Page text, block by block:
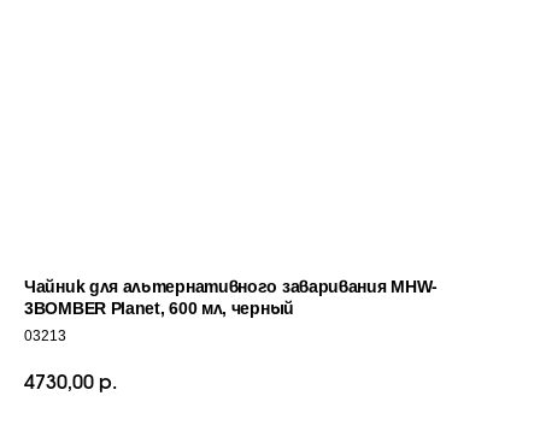
Чайник для альтернативного заваривания MHW-
3BOMBER Planet, 600 мл, черный
03213
4730,00 р.